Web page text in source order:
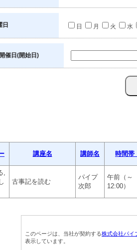
日 日 月 火 水
開催日(開始日)
講座名 講師名 時間
,
古事記を読む
パイプ
次郎
午前（～
12:00）
このページは、当社が契約する株式会社パイ
表示しています。